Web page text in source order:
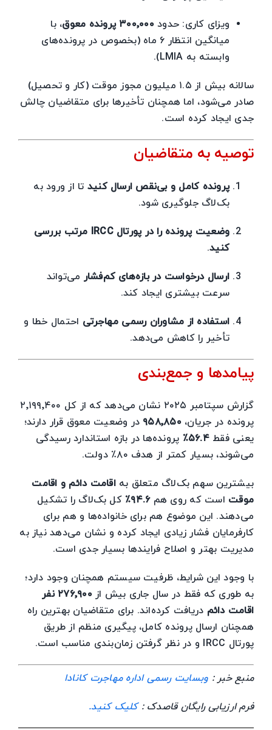
ویزای کاری: حدود۳۰۰٬۰۰۰ پرونده معوق
، با
میانگین انتظار ۶ ماه (بخصوص در پرونده‌های
وابسته به LMIA).
سالانه بیش از ۱.۵ میلیون مجوز موقت (کار و تحصیل)
صادر می‌شود، اما همچنان تأخیرها برای متقاضیان چالش
جدی ایجاد کرده است.
توصیه به متقاضیان
پرونده کامل و بی‌نقص ارسال کنید تا از ورود به
بک‌لاگ جلوگیری شود.
وضعیت پرونده را در پورتال IRCC مرتب بررسی
کنید.
ارسال درخواست در بازه‌های کم‌فشار می‌تواند
سرعت بیشتری ایجاد کند.
استفاده از مشاوران رسمی مهاجرتی احتمال خطا و
تأخیر را کاهش می‌دهد.
پیامدها و جمع‌بندی
گزارش سپتامبر ۲۰۲۵ نشان می‌دهد که از کل ۲٬۱۹۹٬۴۰۰
پرونده در جریان،۹۵۸٬۸۵۰ در وضعیت معوق قرار دارند؛
یعنی فقط۵۶.۴٪
پرونده‌ها در بازه استاندارد رسیدگی
می‌شوند، بسیار کمتر از هدف ۸۰٪ دولت.
بیشترین سهم بک‌لاگ متعلق بهاقامت دائم و اقامت
موقت است که روی هم۹۴.۶٪ کل بک‌لاگ را تشکیل
می‌دهند. این موضوع هم برای خانواده‌ها و هم برای
کارفرمایان فشار زیادی ایجاد کرده و نشان می‌دهد نیاز به
مدیریت بهتر و اصلاح فرایندها بسیار جدی است.
با وجود این شرایط، ظرفیت سیستم همچنان وجود دارد؛
به طوری که فقط در سال جاری بیش از
۲۷۶٬۹۰۰ نفر
اقامت دائم دریافت کرده‌اند. برای متقاضیان بهترین راه
همچنان ارسال پرونده کامل، پیگیری منظم از طریق
پورتال IRCC و در نظر گرفتن زمان‌بندی مناسب است.
منبع خبر : وبسایت رسمی اداره مهاجرت کانادا
فرم ارزیابی رایگان قاصدک : کلیک کنید.